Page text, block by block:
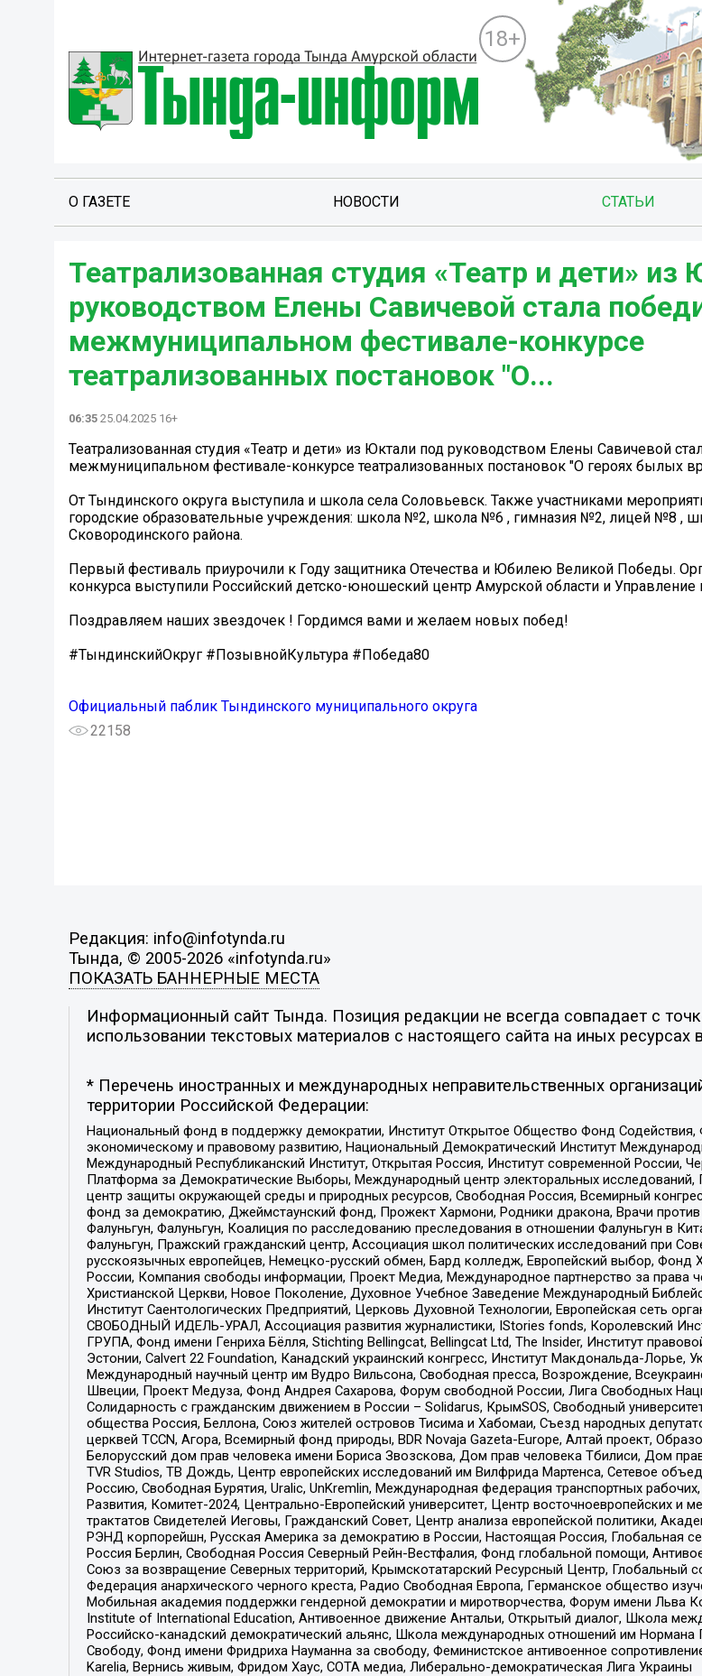
18+
О ГАЗЕТЕ НОВОСТИ СТАТЬИ
Театрализованная студия «Театр и дети» из
руководством Елены Савичевой стала
межмуниципальном фестивале-конкурсе
театрализованных постановок "О...
06:35 25.04.2025 16+
Театрализованная студия «Театр и дети» из Юктали под руководством Елены Савичевой
межмуниципальном фестивале-конкурсе театрализованных постановок "О героях былых
От Тындинского округа выступила и школа села Соловьевск. Также участниками
городские образовательные учреждения: школа №2, школа №6 , гимназия №2, лицей №8 ,
Сковородинского района.
Первый фестиваль приурочили к Году защитника Отечества и Юбилею Великой Победы.
конкурса выступили Российский детско-юношеский центр Амурской области и Управление
Поздравляем наших звездочек ! Гордимся вами и желаем новых побед!
#ТындинскийОкруг #ПозывнойКультура #Победа80
Официальный паблик Тындинского муниципального округа
22158
Редакция: info@infotynda.ru
Тында, © 2005-2026 «infotynda.ru»
ПОКАЗАТЬ БАННЕРНЫЕ МЕСТА
Информационный сайт Тында. Позиция редакции не всегда совпадает с
использовании текстовых материалов с настоящего сайта на иных ресурсах
* Перечень иностранных и международных неправительственных
территории Российской Федерации:
Национальный фонд в поддержку демократии, Институт Открытое Общество Фонд
экономическому и правовому развитию, Национальный Демократический Институт
Международный Республиканский Институт, Открытая Россия, Институт современной России,
Платформа за Демократические Выборы, Международный центр электоральных
центр защиты окружающей среды и природных ресурсов, Свободная Россия, Всемирный
фонд за демократию, Джеймстаунский фонд, Прожект Хармони, Родники дракона, Врачи
Фалуньгун, Фалуньгун, Коалиция по расследованию преследования в отношении Фалуньгун в
Фалуньгун, Пражский гражданский центр, Ассоциация школ политических исследований при
русскоязычных европейцев, Немецко-русский обмен, Бард колледж, Европейский выбор,
России, Компания свободы информации, Проект Медиа, Международное партнерство за права
Христианской Церкви, Новое Поколение, Духовное Учебное Заведение Международный
Институт Саентологических Предприятий, Церковь Духовной Технологии, Европейская сеть
СВОБОДНЫЙ ИДЕЛЬ-УРАЛ, Ассоциация развития журналистики, IStories fonds, Королевский
ГРУПА, Фонд имени Генриха Бёлля, Stichting Bellingcat, Bellingcat Ltd, The Insider, Институт
Эстонии, Calvert 22 Foundation, Канадский украинский конгресс, Институт Макдональда-
Международный научный центр им Вудро Вильсона, Свободная пресса, Возрождение,
Швеции, Проект Медуза, Фонд Андрея Сахарова, Форум свободной России, Лига Свободных
Солидарность с гражданским движением в России – Solidarus, КрымSOS, Свободный
общества Россия, Беллона, Союз жителей островов Тисима и Хабомаи, Съезд народных
церквей TCCN, Агора, Всемирный фонд природы, BDR Novaja Gazeta-Europe, Алтай проект,
Белорусский дом прав человека имени Бориса Звозскова, Дом прав человека Тбилиси, Дом
TVR Studios, ТВ Дождь, Центр европейских исследований им Вилфрида Мартенса, Сетевое
Россию, Свободная Бурятия, Uralic, UnKremlin, Международная федерация транспортных
Развития, Комитет-2024, Центрально-Европейский университет, Центр восточноевропейских
трактатов Свидетелей Иеговы, Гражданский Совет, Центр анализа европейской политики,
РЭНД корпорейшн, Русская Америка за демократию в России, Настоящая Россия, Глобальная
Россия Берлин, Свободная Россия Северный Рейн-Вестфалия, Фонд глобальной помощи,
Союз за возвращение Северных территорий, Крымскотатарский Ресурсный Центр, Глобальный
Федерация анархического черного креста, Радио Свободная Европа, Германское общество
Мобильная академия поддержки гендерной демократии и миротворчества, Форум имени Льва
Institute of International Education, Антивоенное движение Антальи, Открытый диалог, Школа
Российско-канадский демократический альянс, Школа международных отношений им
Свободу, Фонд имени Фридриха Науманна за свободу, Феминистское антивоенное
Karelia, Вернись живым, Фридом Хаус, СОТА медиа, Либерально-демократическая Лига Украины